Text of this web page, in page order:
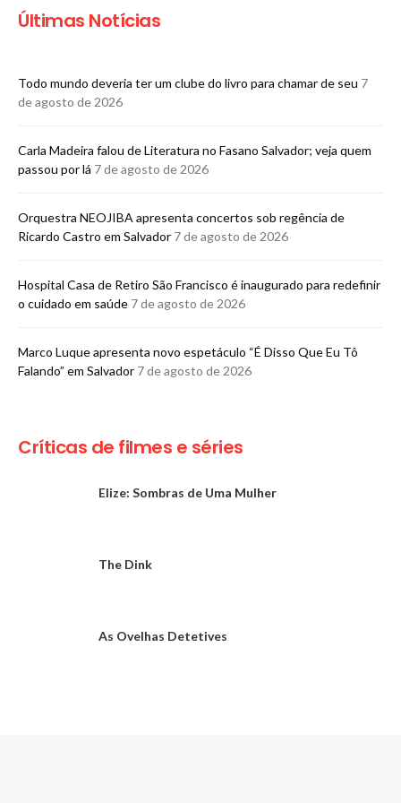
Últimas Notícias
Todo mundo deveria ter um clube do livro para chamar de seu 7
de agosto de 2026
Carla Madeira falou de Literatura no Fasano Salvador; veja quem
passou por lá 7 de agosto de 2026
Orquestra NEOJIBA apresenta concertos sob regência de
Ricardo Castro em Salvador 7 de agosto de 2026
Hospital Casa de Retiro São Francisco é inaugurado para redefinir
o cuidado em saúde 7 de agosto de 2026
Marco Luque apresenta novo espetáculo “É Disso Que Eu Tô
Falando” em Salvador 7 de agosto de 2026
Críticas de filmes e séries
Elize: Sombras de Uma Mulher
The Dink
As Ovelhas Detetives